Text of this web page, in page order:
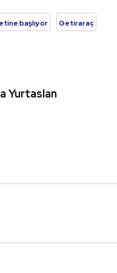
başlıyor Getiraraç
Yurtaslan